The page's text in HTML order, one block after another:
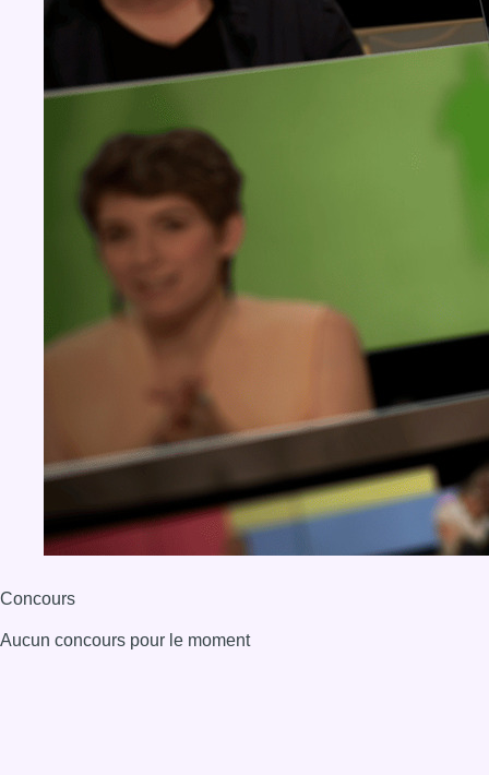
Concours
Aucun concours pour le moment